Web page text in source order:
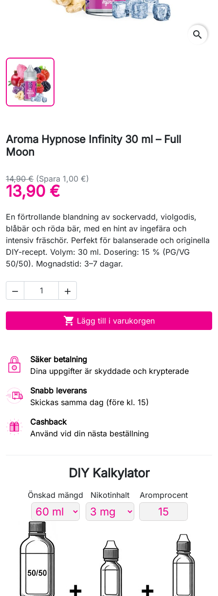
search
Aroma Hypnose Infinity 30 ml – Full
Moon
14,90 € (Spara 1,00 €)
13,90 €
En förtrollande blandning av sockervadd, violgodis,
blåbär och röda bär, med en hint av ingefära och
intensiv fräschör. Perfekt för balanserade och originella
DIY-recept. Volym: 30 ml. Dosering: 15 % (PG/VG
50/50). Mognadstid: 3–7 dagar.
 
 Lägg till i varukorgen
Säker betalning
Dina uppgifter är skyddade och krypterade
Snabb leverans
Skickas samma dag (före kl. 15)
Cashback
Använd vid din nästa beställning
DIY Kalkylator
Önskad mängd Nikotinhalt Aromprocent